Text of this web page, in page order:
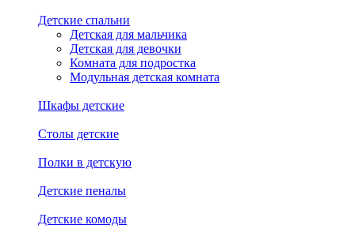
Детские спальни
Детская для мальчика
Детская для девочки
Комната для подростка
Модульная детская комната
Шкафы детские
Столы детские
Полки в детскую
Детские пеналы
Детские комоды